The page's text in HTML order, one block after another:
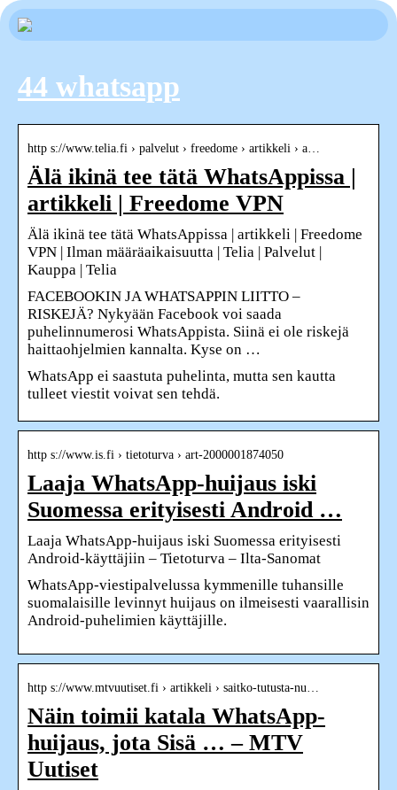
44 whatsapp
http s://www.telia.fi › palvelut › freedome › artikkeli › a…
Älä ikinä tee tätä WhatsAppissa |
artikkeli | Freedome VPN
Älä ikinä tee tätä WhatsAppissa | artikkeli | Freedome
VPN | Ilman määräaikaisuutta | Telia | Palvelut |
Kauppa | Telia
FACEBOOKIN JA WHATSAPPIN LIITTO –
RISKEJÄ? Nykyään Facebook voi saada
puhelinnumerosi WhatsAppista. Siinä ei ole riskejä
haittaohjelmien kannalta. Kyse on …
WhatsApp ei saastuta puhelinta, mutta sen kautta
tulleet viestit voivat sen tehdä.
http s://www.is.fi › tietoturva › art-2000001874050
Laaja WhatsApp-huijaus iski
Suomessa erityisesti Android …
Laaja WhatsApp-huijaus iski Suomessa erityisesti
Android-käyttäjiin – Tietoturva – Ilta-Sanomat
WhatsApp-viestipalvelussa kymmenille tuhansille
suomalaisille levinnyt huijaus on ilmeisesti vaarallisin
Android-puhelimien käyttäjille.
http s://www.mtvuutiset.fi › artikkeli › saitko-tutusta-nu…
Näin toimii katala WhatsApp-
huijaus, jota Sisä … – MTV
Uutiset